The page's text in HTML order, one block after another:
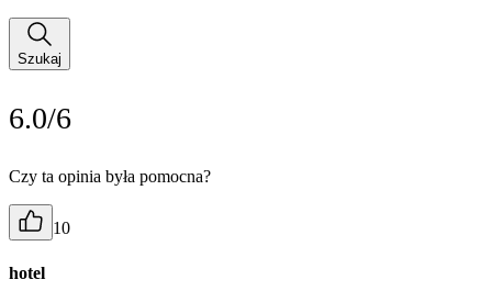
Szukaj
6.0/6
Czy ta opinia była pomocna?
10
hotel